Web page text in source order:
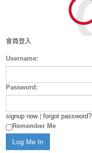
會員登入
Username:
Password:
signup now| forgot password?
Remember Me